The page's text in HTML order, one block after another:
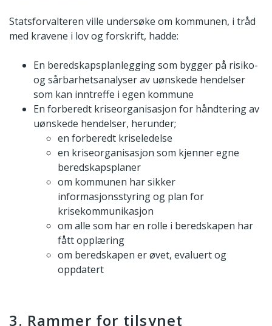
Statsforvalteren ville undersøke om kommunen, i tråd
med kravene i lov og forskrift, hadde:
En beredskapsplanlegging som bygger på risiko-
og sårbarhetsanalyser av uønskede hendelser
som kan inntreffe i egen kommune
En forberedt kriseorganisasjon for håndtering av
uønskede hendelser, herunder;
en forberedt kriseledelse
en kriseorganisasjon som kjenner egne
beredskapsplaner
om kommunen har sikker
informasjonsstyring og plan for
krisekommunikasjon
om alle som har en rolle i beredskapen har
fått opplæring
om beredskapen er øvet, evaluert og
oppdatert
3. Rammer for tilsynet